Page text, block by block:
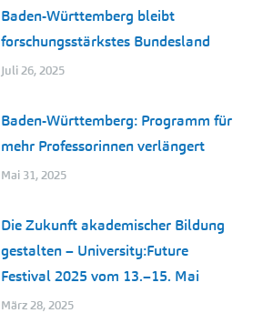
Baden-Württemberg bleibt
forschungsstärkstes Bundesland
Juli 26, 2025
Baden-Württemberg: Programm für
mehr Professorinnen verlängert
Mai 31, 2025
Die Zukunft akademischer Bildung
gestalten – University:Future
Festival 2025 vom 13.–15. Mai
März 28, 2025